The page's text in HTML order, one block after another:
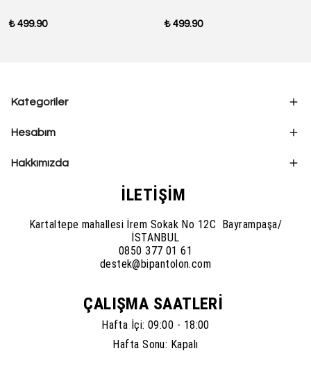
₺ 499.90 ₺ 499.90
Kategoriler
Hesabım
Hakkımızda
İLETİŞİM
Kartaltepe mahallesi İrem Sokak No 12C Bayrampaşa/
İSTANBUL
0850 377 01 61
destek@bipantolon.com
ÇALIŞMA SAATLERİ
Hafta İçi: 09:00 - 18:00
Hafta Sonu: Kapalı